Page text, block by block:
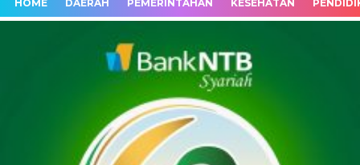
HOME DAERAH PEMERINTAHAN KESEHATAN